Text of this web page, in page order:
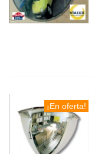
¡En oferta!